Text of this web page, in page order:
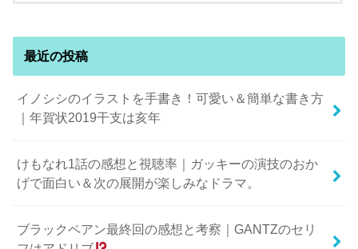
最近の投稿
イノシシのイラストを手書き！可愛い＆簡単な書き方
｜年賀状2019干支は亥年
けもなれ1話の感想と視聴率｜ガッキーの演技のおか
げで面白い＆次の展開が楽しみなドラマ。
ブラックペアン最終回の感想と考察｜GANTZのセリ